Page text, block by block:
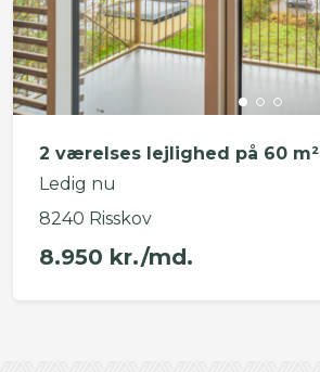
2 værelses lejlighed på 60 m²
Ledig nu
8240 Risskov
8.950 kr./md.